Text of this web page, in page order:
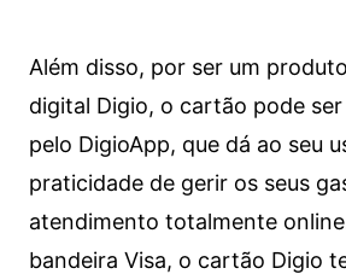
Além disso, por ser um
digital Digio, o cartão pode
pelo DigioApp, que dá ao seu
praticidade de gerir os seus
atendimento totalmente
bandeira Visa, o cartão Digio